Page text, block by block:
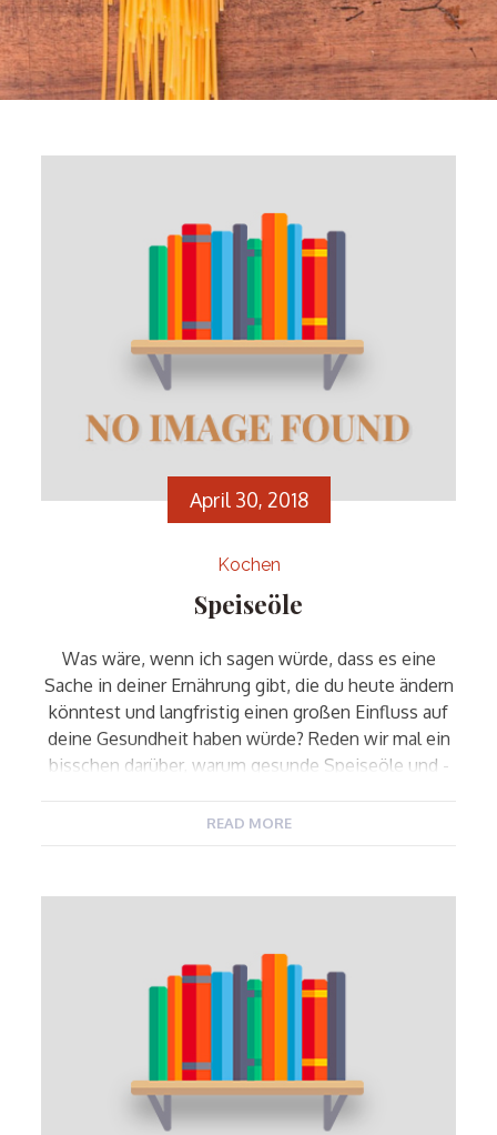
April 30, 2018
Kochen
Speiseöle
Was wäre, wenn ich sagen würde, dass es eine
Sache in deiner Ernährung gibt, die du heute ändern
könntest und langfristig einen großen Einfluss auf
deine Gesundheit haben würde? Reden wir mal ein
bisschen darüber, warum gesunde Speiseöle und -
optimales Wohlbefinden verwendet. Ich liebe
READ MORE